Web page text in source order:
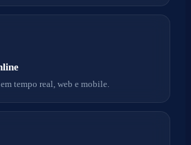
tempo real, web e mobile.